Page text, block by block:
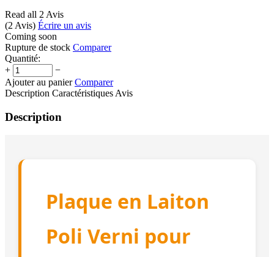
Read all 2 Avis
(2 Avis) Écrire un avis
Coming soon
Rupture de stock Comparer
Quantité:
+
−
Ajouter au panier Comparer
Description Caractéristiques Avis
Description
Plaque en Laiton
Poli Verni pour